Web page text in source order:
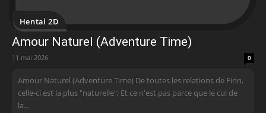
Hentai 2D
Amour Naturel (Adventure Time)
11 mai 2026 0
Amour Naturel (Adventure Time) De toutes les relations de Finn,
celle-ci est la plus "naturelle"; Et ce n'est pas parce que le cul de
la...